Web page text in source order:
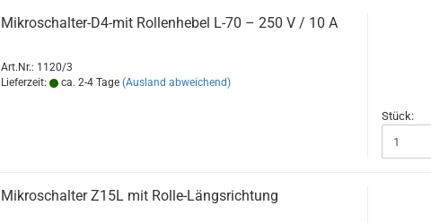
Mikroschalter-D4-mit Rollenhebel L-70 – 250 V / 10 A
Art.Nr.: 1120/3
Lieferzeit:
ca. 2-4 Tage (Ausland abweichend)
Stück:
Mikroschalter Z15L mit Rolle-Längsrichtung